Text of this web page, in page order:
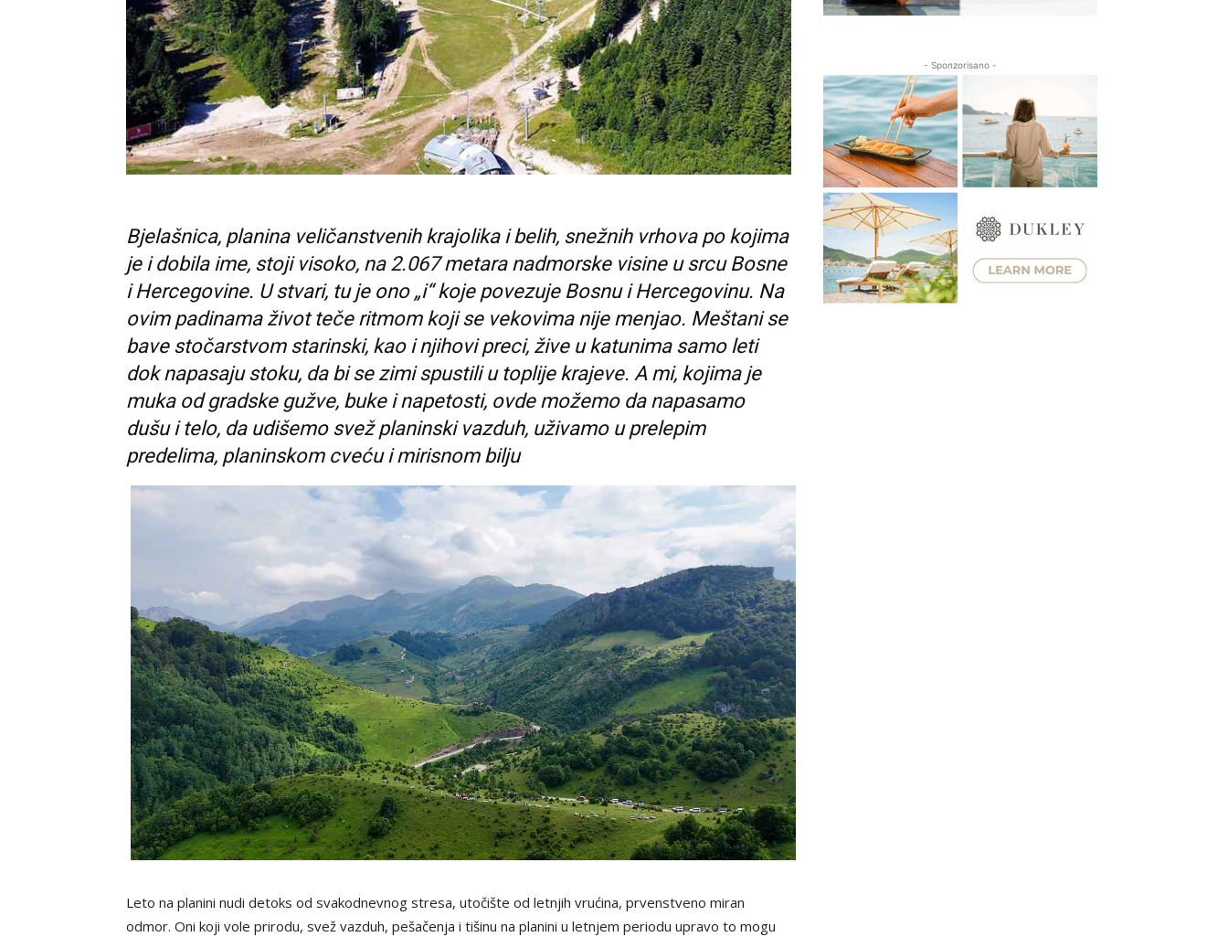
Bjelašnica, planina veličanstvenih krajolika i belih, snežnih vrhova po kojima
je i dobila ime, stoji visoko, na 2.067 metara nadmorske visine u srcu Bosne
i Hercegovine. U stvari, tu je ono „i“ koje povezuje Bosnu i Hercegovinu. Na
ovim padinama život teče ritmom koji se vekovima nije menjao. Meštani se
bave stočarstvom starinski, kao i njihovi preci, žive u katunima samo leti
dok napasaju stoku, da bi se zimi spustili u toplije krajeve. A mi, kojima je
muka od gradske gužve, buke i napetosti, ovde možemo da napasamo
dušu i telo, da udišemo svež planinski vazduh, uživamo u prelepim
predelima, planinskom cveću i mirisnom bilju
Leto na planini nudi detoks od svakodnevnog stresa, utočište od letnjih vrućina, prvenstveno miran
odmor. Oni koji vole prirodu, svež vazduh, pešačenja i tišinu na planini u letnjem periodu upravo to mogu
- Sponzorisano -